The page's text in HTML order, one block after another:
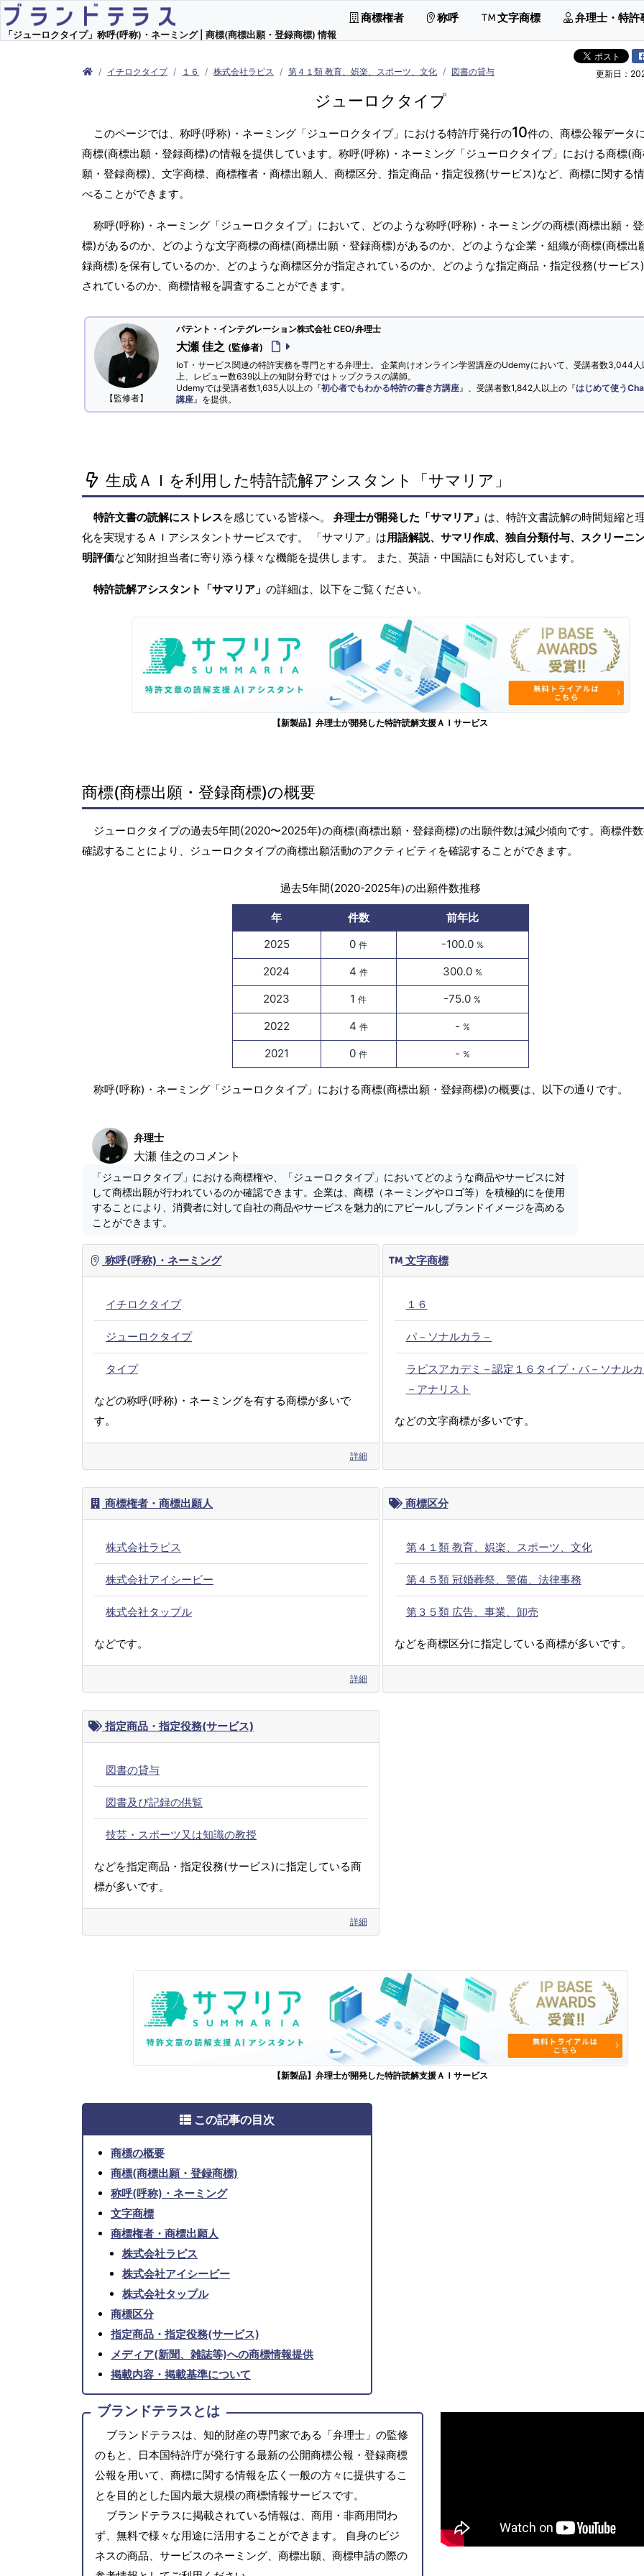
「ジューロクタイプ」称呼(呼称)・ネーミング | 商標(商標出願・登録商標) 情報
商標権者 称呼 文字商標 弁理士・特許
イチロクタイプ １６ 株式会社ラピス 第４１類 教育、娯楽、スポーツ、文化 図書の貸与 更新日：
ジューロクタイプ
このページでは、称呼(呼称)・ネーミング「ジューロクタイプ」における特許庁発行の10件の、商標公報データ
商標(商標出願・登録商標)の情報を提供しています。称呼(呼称)・ネーミング「ジューロクタイプ」における商標(
願・登録商標)、文字商標、商標権者・商標出願人、商標区分、指定商品・指定役務(サービス)など、商標に関する
べることができます。
称呼(呼称)・ネーミング「ジューロクタイプ」において、どのような称呼(呼称)・ネーミングの商標(商標出願・
標)があるのか、どのような文字商標の商標(商標出願・登録商標)があるのか、どのような企業・組織が商標(商標出
録商標)を保有しているのか、どのような商標区分が指定されているのか、どのような指定商品・指定役務(サービス
されているのか、商標情報を調査することができます。
【監修者】
パテント・インテグレーション株式会社 CEO/弁理士
大瀬 佳之 (監修者)
IoT・サービス関連の特許実務を専門とする弁理士。 企業向けオンライン学習講座のUdemyにおいて、受講者数3,044人
上、レビュー数639以上の知財分野ではトップクラスの講師。
Udemyでは受講者数1,635人以上の『初心者でもわかる特許の書き方講座 』、受講者数1,842人以上の『はじめて使う
講座 』を提供。
生成ＡＩを利用した特許読解アシスタント「サマリア」
特許文書の読解にストレスを感じている皆様へ。 弁理士が開発した「サマリア」 は、特許文書読解の時間短縮と
化を実現するＡＩアシスタントサービスです。 「サマリア」は用語解説、サマリ作成、独自分類付与、スクリーニ
明評価など知財担当者に寄り添う様々な機能を提供します。 また、英語・中国語にも対応しています。
特許読解アシスタント「サマリア」 の詳細は、以下をご覧ください。
【新製品】弁理士が開発した特許読解支援ＡＩサービス
商標(商標出願・登録商標)の概要
ジューロクタイプの過去5年間(2020〜2025年)の商標(商標出願・登録商標)の出願件数は減少傾向です。商標件
確認することにより、ジューロクタイプの商標出願活動のアクティビティを確認することができます。
過去5年間(2020-2025年)の出願件数推移
年 件数
前年比
2025
0件 -100.0 %
2024 4 件 300.0 %
2023 1件 -75.0 %
2022 4 件 - %
2021 0件 - %
称呼(呼称)・ネーミング「ジューロクタイプ」における商標(商標出願・登録商標)の概要は、以下の通りです。
弁理士
大瀬 佳之のコメント
「ジューロクタイプ」における商標権や、「ジューロクタイプ」においてどのような商品やサービスに対
して商標出願が行われているのか確認できます。企業は、商標（ネーミングやロゴ等）を積極的にを使用
することにより、消費者に対して自社の商品やサービスを魅力的にアピールしブランドイメージを高める
ことができます。
称呼(呼称)・ネーミング
イチロクタイプ
ジューロクタイプ
タイプ
などの称呼(呼称)・ネーミングを有する商標が多いで
す。
詳細
文字商標
１６
パ－ソナルカラ－
ラピスアカデミ－認定１６タイプ・パ－ソナル
－アナリスト
などの文字商標が多いです。
商標権者・商標出願人
株式会社ラピス
株式会社アイシービー
株式会社タップル
などです。
詳細
商標区分
第４１類 教育、娯楽、スポーツ、文化
第４５類 冠婚葬祭、警備、法律事務
第３５類 広告、事業、卸売
などを商標区分に指定している商標が多いです。
指定商品・指定役務(サービス)
図書の貸与
図書及び記録の供覧
技芸・スポーツ又は知識の教授
などを指定商品・指定役務(サービス)に指定している商
標が多いです。
詳細
【新製品】弁理士が開発した特許読解支援ＡＩサービス
この記事の目次
商標の概要
商標(商標出願・登録商標)
称呼(呼称)・ネーミング
文字商標
商標権者・商標出願人
株式会社ラピス
株式会社アイシービー
株式会社タップル
商標区分
指定商品・指定役務(サービス)
メディア(新聞、雑誌等)への商標情報提供
掲載内容・掲載基準について
ブランドテラスとは
ブランドテラスは、知的財産の専門家である「弁理士」の監修
のもと、日本国特許庁が発行する最新の公開商標公報・登録商標
公報を用いて、商標に関する情報を広く一般の方々に提供するこ
とを目的とした国内最大規模の商標情報サービスです。
ブランドテラスに掲載されている情報は、商用・非商用問わ
ず、無料で様々な用途に活用することができます。 自身のビジ
ネスの商品、サービスのネーミング、商標出願、商標申請の際の